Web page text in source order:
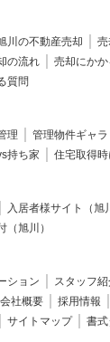
川の不動産売却
の流れ
売却にかか
質問
理 管理物件ギャラ
持ち家 住宅取得
入居者様サイト（旭
（旭川）
ション スタッフ
会社概要 採用情報
サイトマップ 書